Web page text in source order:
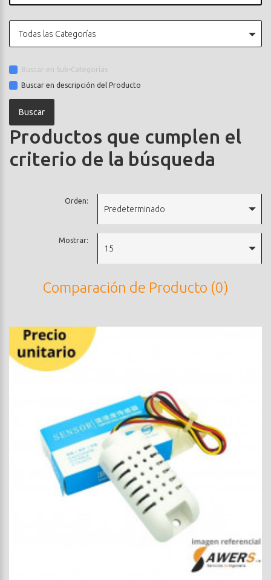
Todas las Categorías
Buscar en Sub-Categorías
Buscar en descripción del Producto
Productos que cumplen el
criterio de la búsqueda
Orden:
Predeterminado
Mostrar:
15
Comparación de Producto (0)